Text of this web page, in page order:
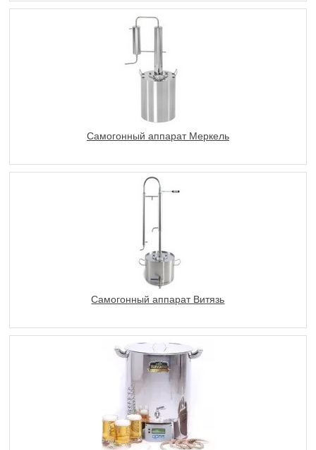
Самогонный аппарат Меркель
Самогонный аппарат Витязь